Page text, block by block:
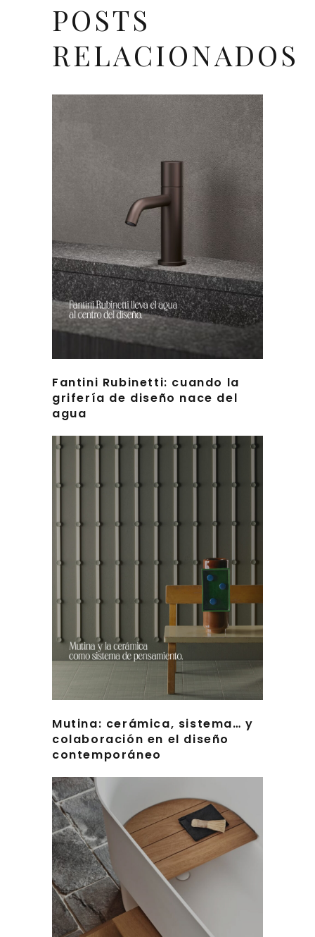
POSTS
RELACIONADOS
Fantini Rubinetti: cuando la
grifería de diseño nace del
agua
Mutina: cerámica, sistema… y
colaboración en el diseño
contemporáneo